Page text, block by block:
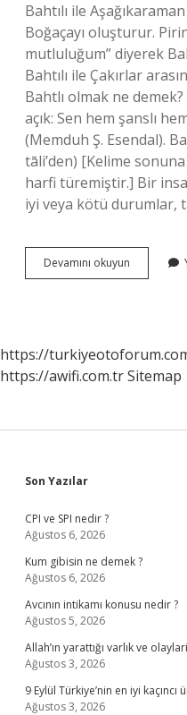
Bahtılı ile
Boğaçayı oluşturur.
mutluluğum” diyerek
Bahtılı ile Çakırlar
Bahtlı olmak ne
açık: Sen hem şanslı
(Memduh Ş. Esendal).
tāli’den) [Kelime
harfi türemiştir.] Bir
iyi veya kötü durumlar,
Devamını okuyun
Ibaresi
https://
https://awifi.com.trSitemap
Sidebar
Son Yazılar
CPI ve SPI nedir ?
Ağustos 6, 2026
Kum gibisin ne demek ?
Ağustos 6, 2026
Avcının intikamı konusu nedir ?
Ağustos 5, 2026
Allah’ın yarattığı varlık ve
Ağustos 3, 2026
9 Eylül Türkiye’nin en iyi kaçıncı
Ağustos 3, 2026